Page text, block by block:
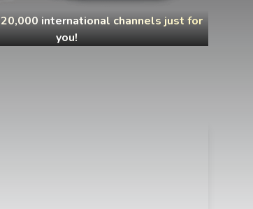
20,000 international channels just for
you!